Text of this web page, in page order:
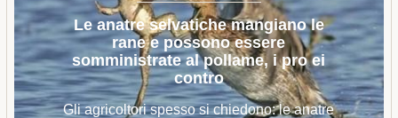
Le anatre selvatiche mangiano le
rane e possono essere
somministrate al pollame, i pro ei
contro
Gli agricoltori spesso si chiedono: le anatre